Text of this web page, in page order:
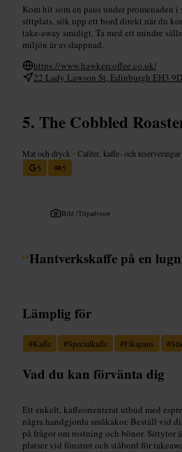
Kom hit som en paus under promenaden i
sittplats, sök upp ett bord direkt när du
take-away smidigt. Ta med ett mindre
miljön är avslappnad.
https://www.hawkercoffee.co.uk/
22 Lady Lawson St, Edinburgh EH3
The Cobbled
Mat och dryck •Caféer, kaffe- och teserveringar
5
5
Bild /Tripadvisor
“Hantverkskaffe på en
Lämplig för
#Kaffe #Specialkaffe #Fikapaus #
Vad du kan förvänta dig
Ett enkelt, kaffeorienterat utbud med
några handgjorda småkakor. Beställ vid
på frågor om rostning och bönor. Sittytor
platser vid fönstret och ståbord för